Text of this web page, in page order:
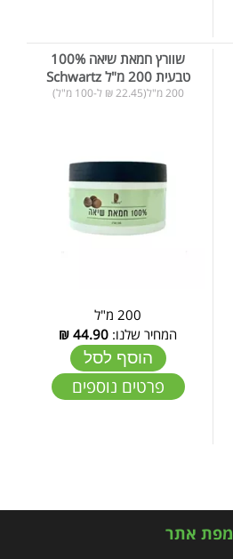
שוורץ חמאת שיאה 100%
טבעית 200 מ"ל Schwartz
200 מ"ל(22.45 ₪ ל-100 מ"ל)
200 מ"ל
המחיר שלנו: 44.90
₪
הוסף לסל
פרטים נוספים
מפת אתר